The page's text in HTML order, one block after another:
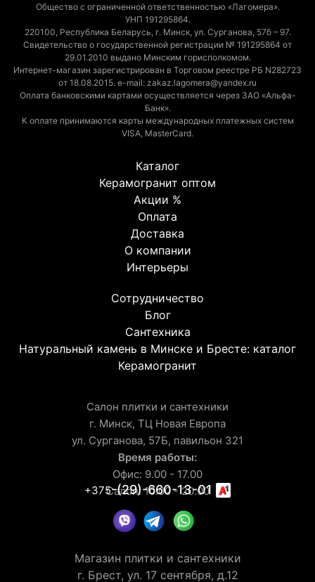
Общество с ограниченной ответственностью «Лагомера».
УНП 191295864.
220100, Республика Беларусь, г. Минск, ул. Сурганова, 57б – 97.
Свидетельство о государственной регистрации № 191295864 от
29.01.2010 выдано Минским горисполкомом.
Интернет-магазин зарегистрирован в Торговом реестре РБ N282723
от 18.08.2015. e-mail: zakaz.lagomera@yandex.ru
Оплата банковскими картами осуществляется через ЗАО «Альфа-
Банк».
К оплате принимаются карты международных платежных систем
VISA, MasterCard.
Каталог
Керамогранит оптом
Акции %
Оплата
Доставка
О компании
Интерьеры
Сотрудничество
Блог
Сантехника
Натуральный камень в Минске и Бресте: каталог
Керамогранит
Салон плитки и сантехники
г. Минск, ТЦ Новая Европа
ул. Сурганова, 57Б, павильон 321
Время работы:
Офис: 9.00 - 17.00
Салон: 10.00 - 20.00
+375-(29)-660-13-01
Магазин плитки и сантехники
г. Брест, ул. 17 сентября, д.12